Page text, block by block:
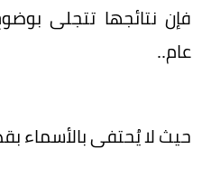
فإن نتائجها تتجلى
عام..
حيث لا يُحتفى بالأسماء